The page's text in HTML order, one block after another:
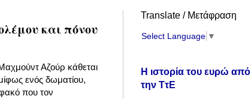
και πόνου
Αζούρ κάθεται
ενός δωματίου,
που τον
Translate / Μετάφραση
Select Language ▼
Η ιστορία του ευρώ από
την ΤτΕ